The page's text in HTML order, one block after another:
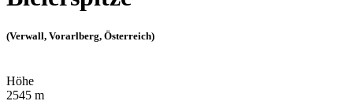
(Verwall, Vorarlberg, Österreich)
Höhe
2545 m